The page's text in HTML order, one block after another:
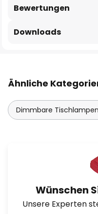
Bewertungen
Downloads
Ähnliche
Dimmbare
Wünschen
Unsere Experten